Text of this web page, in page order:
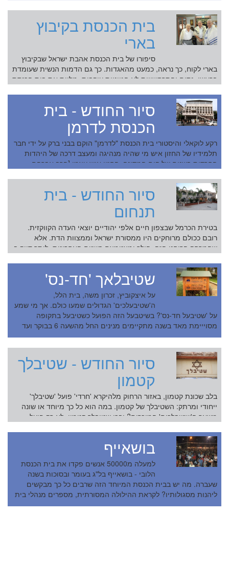
בית הכנסת בקיבוץ
בארי
סיפורו של בית הכנסת אהבת ישראל שבקיבוץ
בארי לקוח, כך נראה, כמעט מהאגדות. כך גם הדמות הנשית שעומדת
בראשו. נסים והתרחשויות לא הגיוניות עוקבות, מלוות את בית הכנסת
סיור החודש - בית
הכנסת לדרמן
רקע לוקאלי והיסטורי בית הכנסת "לדרמן" הוקם בבני ברק על ידי חבר
תלמידיו של החזון איש מי שהיה מנהיגה ומעצב דרכה של היהדות
החרדית בשנים של קום המדינה. החזון איש עצמו [הרב אברהם
סיור החודש - בית
תנחום
בטירת הכרמל שבצפון חיים אלפי יהודיים יוצאי העדה הקווקזית.
רובם ככולם מרוחקים היו ממסורת ישראל וממצוות הדת. אלא
שהמרחק הרוחני הזה, הולך ומצטמצם בשנים האחרונות, ליתר דיוק ב
שטיבלאך 'חד-נס'
על איצקוביץ, זכרון משה, בית הלל,
ה'שטיבעלכים' הגדולים שמעו כולם. אך מי שמע
על 'שטיבעל חד-נס'? בשיטבעל הזה הפועל כשטיבעל בתקופה
מסוייימת מאד בשנה מתקיימים מנינים החל מהשעה 6 בבוקר ועד
לשעות הבוקר המאוח...
סיור החודש - שטיבלך
קטמון
בלב שכונת קטמון, באזור הרחוק מלהיקרא 'חרדי' פועל 'שטיבלך'
ייחודי ומרתק: השטיבלך של קטמון. במה הוא כל כך מיוחד או שונה
משאר ה'שטיבלכים' המוכרים? ובכן שטיבלך קטמון, לא רק פועל
בושאייף
למעלה מ50000 אנשים פקדו את בית הכנסת
הלובי - בושאייף בל"ג בעומר ובסוכות בשנה
שעברה. מה יש בבית הכנסת המיוחד הזה שרבים כל כך מבקשים
ליהנות מסגולותיו? לקראת ההילולה המסורתית, מספרים מנהלי בית
הכנסת...